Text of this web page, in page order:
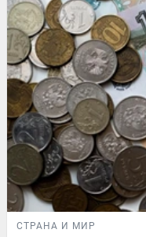
СТРАНА И МИР